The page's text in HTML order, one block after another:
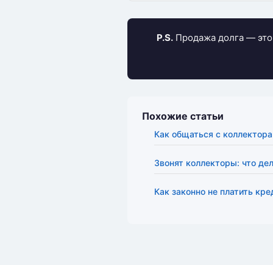
P.S. Продажа долга —
Похожие статьи
Как общаться с
Звонят коллекторы: что
Как законно не платить